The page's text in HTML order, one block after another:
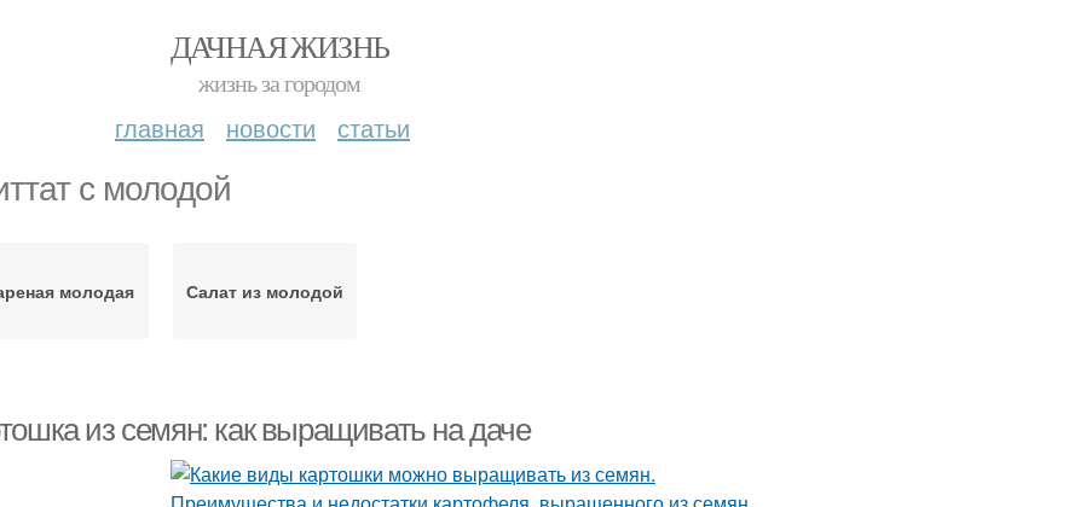
ДАЧНАЯ ЖИЗНЬ
жизнь за городом
главная новости статьи
с молодой
молодая Салат из молодой
из семян: как выращивать на даче